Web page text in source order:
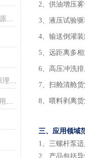
ZNYB01021502低压螺杆泵的故障原因及解决方法
2、供油增压
3、液压试验
4、输送倒灌
5、远距离多
6、高压冲洗
7、扫舱清舱
8、喂料剥离
三、应用领域
1、 三螺杆泵
2、 产品包括